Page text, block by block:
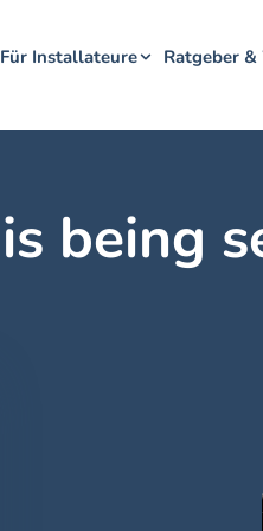
Für Installateure Ratgeber
is being